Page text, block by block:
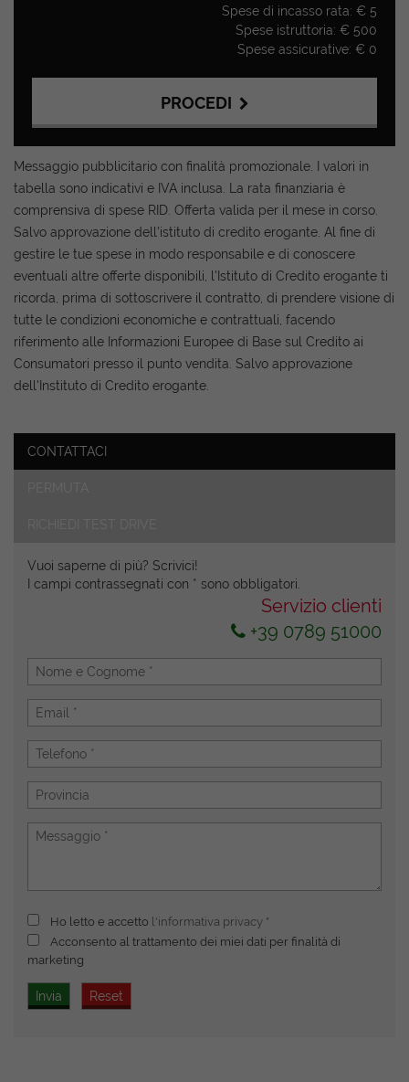
Spese di incasso rata: € 5
Spese istruttoria: € 500
Spese assicurative: € 0
PROCEDI
Contattaci
Ho letto e accettol'informativa privacy*
Invia la tua richiesta
Messaggio pubblicitario con finalità promozionale. I valori in
tabella sono indicativi e IVA inclusa. La rata finanziaria è
comprensiva di spese RID. Offerta valida per il mese in corso.
Salvo approvazione dell'istituto di credito erogante. Al fine di
gestire le tue spese in modo responsabile e di conoscere
eventuali altre offerte disponibili, l'Istituto di Credito erogante ti
ricorda, prima di sottoscrivere il contratto, di prendere visione di
tutte le condizioni economiche e contrattuali, facendo
riferimento alle Informazioni Europee di Base sul Credito ai
Consumatori presso il punto vendita. Salvo approvazione
dell'Instituto di Credito erogante.
CONTATTACI
Vuoi saperne di più? Scrivici!
I campi contrassegnati con * sono obbligatori.
Servizio clienti
+39 0789 51000
Ho letto e accetto l'informativa privacy *
Acconsento al trattamento dei miei dati per finalità di
marketing